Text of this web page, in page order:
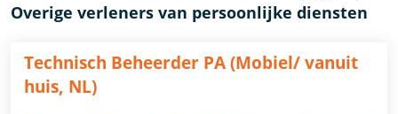
Overige verleners van persoonlijke diensten
Technisch Beheerder PA (Mobiel/ vanuit
huis, NL)